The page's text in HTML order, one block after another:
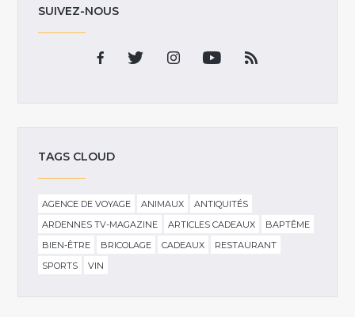
SUIVEZ-NOUS
TAGS CLOUD
AGENCE DE VOYAGE ANIMAUX
ANTIQUITÉS
ARDENNES TV-MAGAZINE
ARTICLES CADEAUX
BAPTÊME
BIEN-ÊTRE
BRICOLAGE CADEAUX
RESTAURANT
SPORTS
VIN